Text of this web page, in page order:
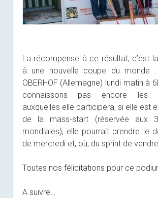
La récompense à ce résultat, c’est
à une nouvelle coupe du monde
OBERHOF (Allemagne) lundi matin à
connaissons pas encore les
auxquelles elle participera, si elle est
de la mass-start (réservée aux
mondiales), elle pourrait prendre le
de mercredi et, où, du sprint de
Toutes nos félicitations pour ce
A suivre…